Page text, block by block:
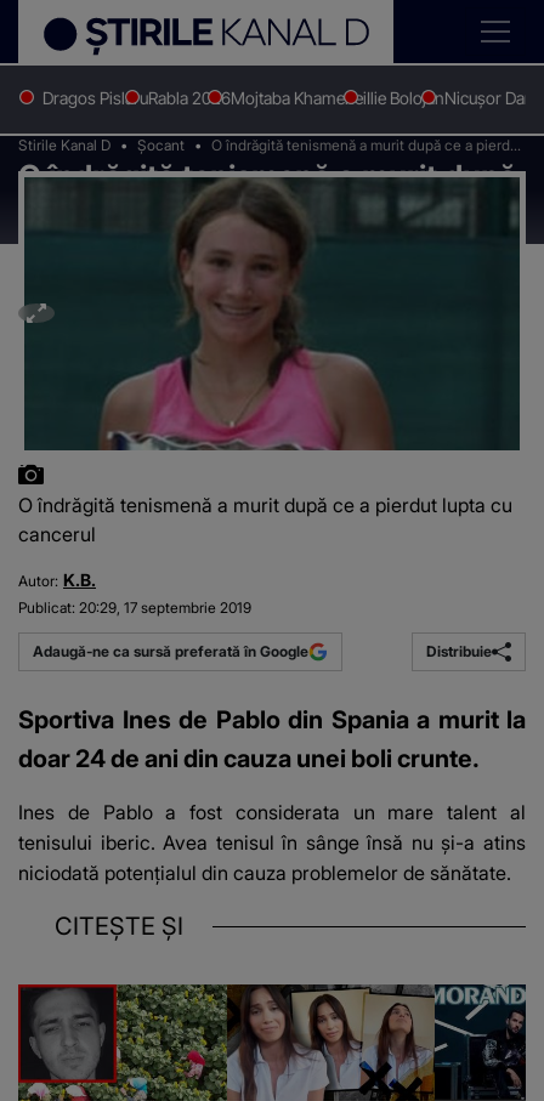
Dragos PislaruRabla 2026Mojtaba KhameneiIlie BolojanNicușor Dan
Stirile Kanal D Șocant
O îndrăgită tenismenă a murit după ce a pierdut
lupta cu cancerul
O îndrăgită tenismenă a murit după
ce a pierdut lupta cu cancerul
O îndrăgită tenismenă a murit după ce a pierdut lupta cu
cancerul
Autor: K.B.
Publicat: 20:29, 17 septembrie 2019
Adaugă-ne ca sursă preferată în Google Distribuie
Sportiva Ines de Pablo din Spania a murit la
doar 24 de ani din cauza unei boli crunte.
Ines de Pablo a fost considerata un mare talent al
tenisului iberic. Avea tenisul în sânge însă nu și-a atins
niciodată potențialul din cauza problemelor de sănătate.
CITEȘTE ȘI